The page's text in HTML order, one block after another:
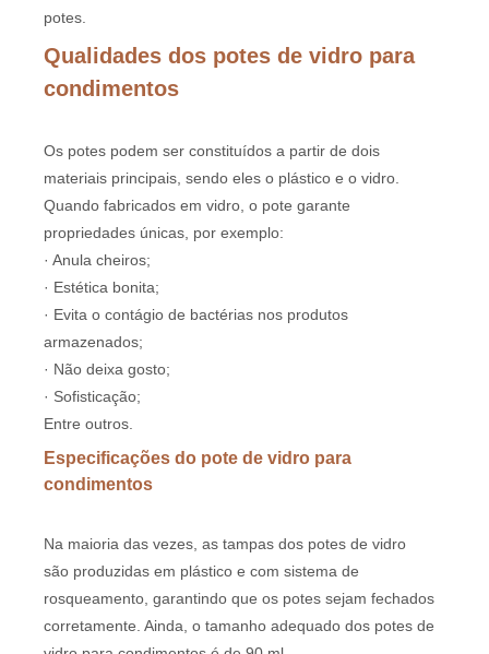
potes.
Qualidades dos potes de vidro para
condimentos
Os potes podem ser constituídos a partir de dois
materiais principais, sendo eles o plástico e o vidro.
Quando fabricados em vidro, o pote garante
propriedades únicas, por exemplo:
· Anula cheiros;
· Estética bonita;
· Evita o contágio de bactérias nos produtos
armazenados;
· Não deixa gosto;
· Sofisticação;
Entre outros.
Especificações do pote de vidro para
condimentos
Na maioria das vezes, as tampas dos potes de vidro
são produzidas em plástico e com sistema de
rosqueamento, garantindo que os potes sejam fechados
corretamente. Ainda, o tamanho adequado dos potes de